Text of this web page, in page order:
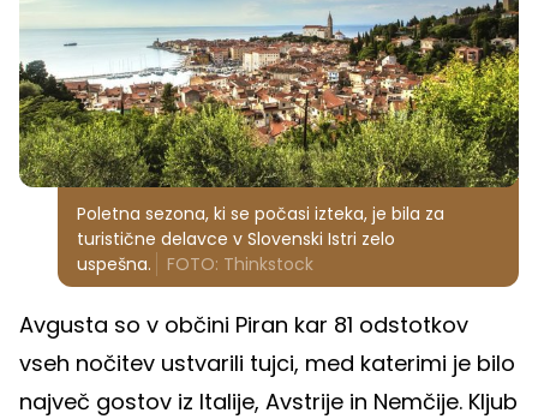
Poletna sezona, ki se počasi izteka, je bila za
turistične delavce v Slovenski Istri zelo
uspešna.
FOTO: Thinkstock
Avgusta so v občini Piran kar 81 odstotkov
vseh nočitev ustvarili tujci, med katerimi je bilo
največ gostov iz Italije, Avstrije in Nemčije. Kljub